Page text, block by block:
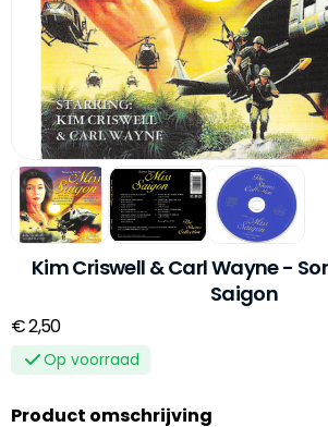
Kim Criswell & Carl Wayne -
Saigon
€ 2,50
Op voorraad
Product omschrijving